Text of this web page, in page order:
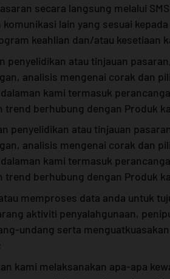
secara langsung melalui
lain yang sesuai
keahlian dan/atau kesetiaan
penyelidikan atau tinjauan
analisis mengenai corak dan
kami termasuk
trend berhubung dengan Produk
penyelidikan atau tinjauan
analisis mengenai corak dan
kami termasuk
trend berhubung dengan Produk
memproses data anda untuk
aktiviti penyalahgunaan,
undang serta
kami melaksanakan apa-apa